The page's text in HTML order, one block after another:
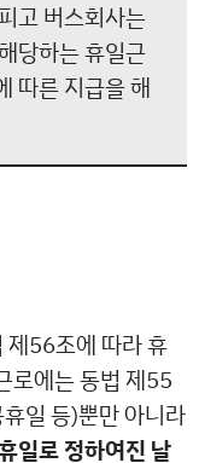
고 버스회사는
당하는 휴일근
따른 지급을 해
제56조에 따라 휴
로에는 동법 제55
일 등)뿐만 아니라
일로 정하여진 날